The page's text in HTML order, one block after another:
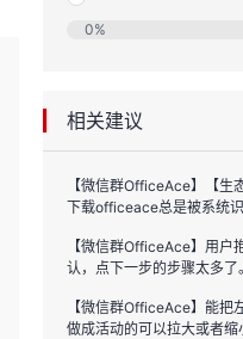
0%
相关建议
【微信群OfficeAce】【生
下载officeace总是被系统
【微信群OfficeAce】用户
认，点下一步的步骤太多了。
【微信群OfficeAce】能把
做成活动的可以拉大或者缩